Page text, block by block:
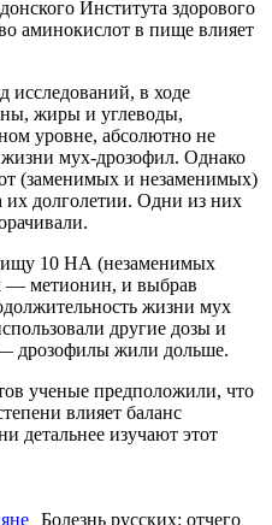
Института здорового
аминокислот в пище влияет
исследований, в ходе
жиры и углеводы,
уровне, абсолютно не
мух-дрозофил. Однако
(заменимых и незаменимых)
их долголетии. Одни из них
10 НА (незаменимых
— метионин, и выбрав
жизни мух
другие дозы и
дрозофилы жили дольше.
ученые предположили, что
влияет баланс
детальнее изучают этот
Болезнь русских: отчего